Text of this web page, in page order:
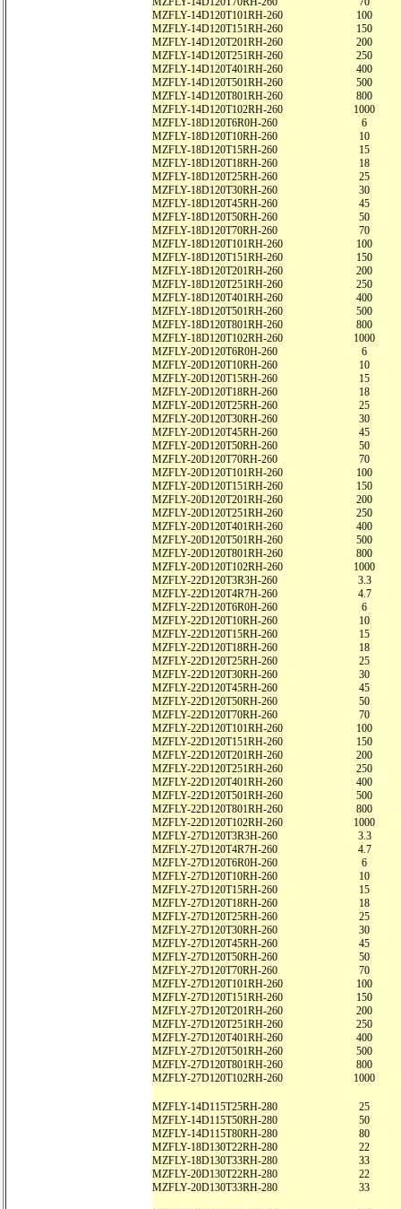
MZFLY-14D120T101RH-260
100
MZFLY-14D120T151RH-260
150
MZFLY-14D120T201RH-260
200
MZFLY-14D120T251RH-260
250
MZFLY-14D120T401RH-260
400
MZFLY-14D120T501RH-260
500
MZFLY-14D120T801RH-260
800
MZFLY-14D120T102RH-260
1000
MZFLY-18D120T6R0H-260
6
MZFLY-18D120T10RH-260
10
MZFLY-18D120T15RH-260
15
MZFLY-18D120T18RH-260
18
MZFLY-18D120T25RH-260
25
MZFLY-18D120T30RH-260
30
MZFLY-18D120T45RH-260
45
MZFLY-18D120T50RH-260
50
MZFLY-18D120T70RH-260
70
MZFLY-18D120T101RH-260
100
MZFLY-18D120T151RH-260
150
MZFLY-18D120T201RH-260
200
MZFLY-18D120T251RH-260
250
MZFLY-18D120T401RH-260
400
MZFLY-18D120T501RH-260
500
MZFLY-18D120T801RH-260
800
MZFLY-18D120T102RH-260
1000
MZFLY-20D120T6R0H-260
6
MZFLY-20D120T10RH-260
10
MZFLY-20D120T15RH-260
15
MZFLY-20D120T18RH-260
18
MZFLY-20D120T25RH-260
25
MZFLY-20D120T30RH-260
30
MZFLY-20D120T45RH-260
45
MZFLY-20D120T50RH-260
50
MZFLY-20D120T70RH-260
70
MZFLY-20D120T101RH-260
100
MZFLY-20D120T151RH-260
150
MZFLY-20D120T201RH-260
200
MZFLY-20D120T251RH-260
250
MZFLY-20D120T401RH-260
400
MZFLY-20D120T501RH-260
500
MZFLY-20D120T801RH-260
800
MZFLY-20D120T102RH-260
1000
MZFLY-22D120T3R3H-260
3.3
MZFLY-22D120T4R7H-260
4.7
MZFLY-22D120T6R0H-260
6
MZFLY-22D120T10RH-260
10
MZFLY-22D120T15RH-260
15
MZFLY-22D120T18RH-260
18
MZFLY-22D120T25RH-260
25
MZFLY-22D120T30RH-260
30
MZFLY-22D120T45RH-260
45
MZFLY-22D120T50RH-260
50
MZFLY-22D120T70RH-260
70
MZFLY-22D120T101RH-260
100
MZFLY-22D120T151RH-260
150
MZFLY-22D120T201RH-260
200
MZFLY-22D120T251RH-260
250
MZFLY-22D120T401RH-260
400
MZFLY-22D120T501RH-260
500
MZFLY-22D120T801RH-260
800
MZFLY-22D120T102RH-260
1000
MZFLY-27D120T3R3H-260
3.3
MZFLY-27D120T4R7H-260
4.7
MZFLY-27D120T6R0H-260
6
MZFLY-27D120T10RH-260
10
MZFLY-27D120T15RH-260
15
MZFLY-27D120T18RH-260
18
MZFLY-27D120T25RH-260
25
MZFLY-27D120T30RH-260
30
MZFLY-27D120T45RH-260
45
MZFLY-27D120T50RH-260
50
MZFLY-27D120T70RH-260
70
MZFLY-27D120T101RH-260
100
MZFLY-27D120T151RH-260
150
MZFLY-27D120T201RH-260
200
MZFLY-27D120T251RH-260
250
MZFLY-27D120T401RH-260
400
MZFLY-27D120T501RH-260
500
MZFLY-27D120T801RH-260
800
MZFLY-27D120T102RH-260
1000
MZFLY-14D115T25RH-280
25
MZFLY-14D115T50RH-280
50
MZFLY-14D115T80RH-280
80
MZFLY-18D130T22RH-280
22
MZFLY-18D130T33RH-280
33
MZFLY-20D130T22RH-280
22
MZFLY-20D130T33RH-280
33